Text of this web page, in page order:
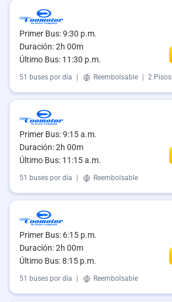
Primer Bus: 9:30 p.m.
Duración: 2h 00m
Último Bus: 11:30 p.m.
51 buses por día Reembolsable 2 Pisos
Primer Bus: 9:15 a.m.
Duración: 2h 00m
Último Bus: 11:15 a.m.
51 buses por día Reembolsable
Primer Bus: 6:15 p.m.
Duración: 2h 00m
Último Bus: 8:15 p.m.
51 buses por día Reembolsable